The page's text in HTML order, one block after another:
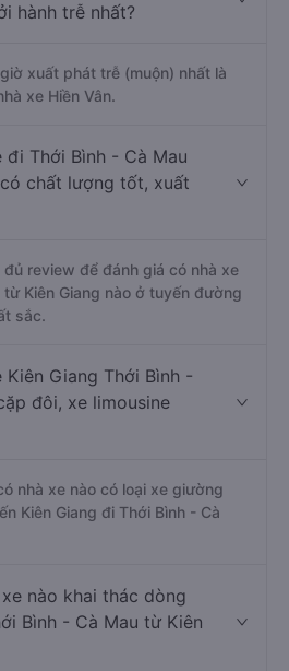
hành trễ nhất?
xuất phát trễ (muộn) nhất là
xe Hiền Vân.
đi Thới Bình - Cà Mau
chất lượng tốt, xuất
review để đánh giá có nhà xe
Kiên Giang nào ở tuyến đường
sắc.
Giang Thới Bình -
đôi, xe limousine
nhà xe nào có loại xe giường
Kiên Giang đi Thới Bình - Cà
nào khai thác dòng
Bình - Cà Mau từ Kiên